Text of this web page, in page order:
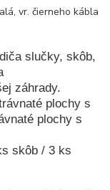
vr. čierneho kábla
slučky, skôb,
záhrady.
plochy s
plochy s
skôb / 3 ks